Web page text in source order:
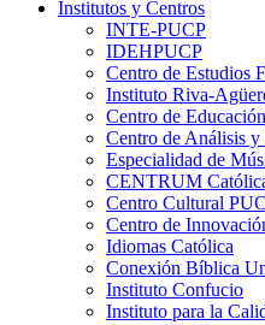
Institutos y Centros
INTE-PUCP
IDEHPUCP
Centro de Estudios
Instituto Riva-
Centro de
Centro de Análisis
Especialidad de
CENTRUM
Centro Cultural
Centro de
Idiomas Católica
Conexión Bíblica
Instituto Confucio
Instituto para la